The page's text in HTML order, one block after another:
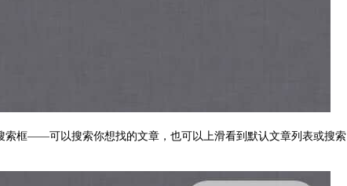
索框——可以搜索你想找的文章，也可以上滑看到默认文章列表或搜索